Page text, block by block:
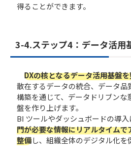
得ることができます。
3-4.​​ステップ4：データ活用
DXの核となるデータ活用基盤
散在するデータの統合、データ品
構築を通じて、データドリブンな
盤を作り上げます。
BI ツールやダッシュボードの導入
門が必要な情報にリアルタイムで
整備し、組織全体のデジタル化を